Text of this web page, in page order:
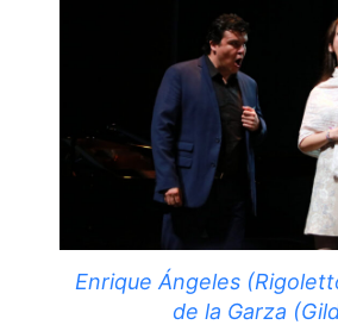
Enrique Ángeles
de la Garza